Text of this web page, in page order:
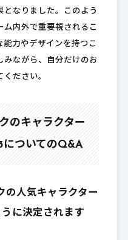
となりました。このよう
ム内外で重要視されるこ
能力やデザインを持つこ
みながら、自分だけのお
ださい。
のキャラクター
についてのQ&A
の人気キャラクター
に決定されます